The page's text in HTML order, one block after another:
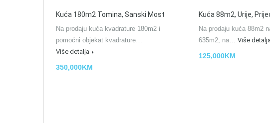
Kuća 180m2 Tomina, Sanski Most
Na prodaju kuća kvadrature 180m2 i
pomoćni objekat kvadrature…
Više detalja
350,000KM
Kuća 88m2, Urije,
Na prodaju kuća 88m2
635m2, na… Više detalja
125,000KM